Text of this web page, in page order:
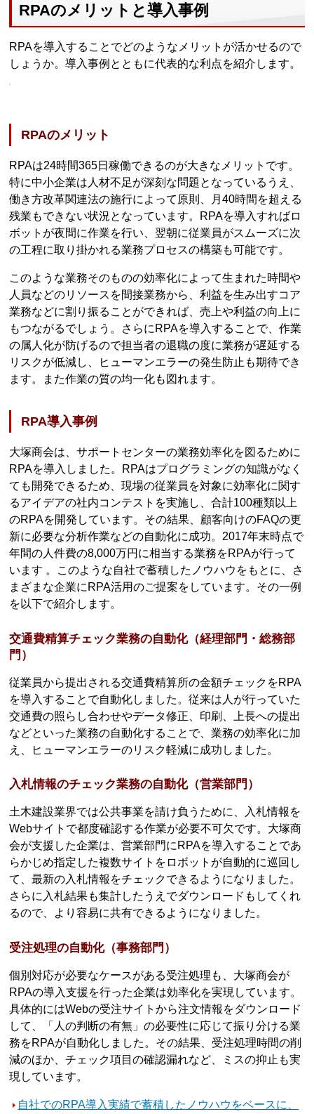
RPAのメリットと導入事例
RPAを導入することでどのようなメリットが活かせるので
しょうか。導入事例とともに代表的な利点を紹介します。
RPAのメリット
RPAは24時間365日稼働できるのが大きなメリットです。
特に中小企業は人材不足が深刻な問題となっているうえ、
働き方改革関連法の施行によって原則、月40時間を超える
残業もできない状況となっています。RPAを導入すればロ
ボットが夜間に作業を行い、翌朝に従業員がスムーズに次
の工程に取り掛かれる業務プロセスの構築も可能です。
このような業務そのものの効率化によって生まれた時間や
人員などのリソースを間接業務から、利益を生み出すコア
業務などに割り振ることができれば、売上や利益の向上に
もつながるでしょう。さらにRPAを導入することで、作業
の属人化が防げるので担当者の退職の度に業務が遅延する
リスクが低減し、ヒューマンエラーの発生防止も期待でき
ます。また作業の質の均一化も図れます。
RPA導入事例
大塚商会は、サポートセンターの業務効率化を図るために
RPAを導入しました。RPAはプログラミングの知識がなく
ても開発できるため、現場の従業員を対象に効率化に関す
るアイデアの社内コンテストを実施し、合計100種類以上
のRPAを開発しています。その結果、顧客向けのFAQの更
新に必要な分析作業などの自動化に成功。2017年末時点で
年間の人件費の8,000万円に相当する業務をRPAが行って
います 。このような自社で蓄積したノウハウをもとに、さ
まざまな企業にRPA活用のご提案をしています。その一例
を以下で紹介します。
交通費精算チェック業務の自動化（経理部門・総務部
門）
従業員から提出される交通費精算所の金額チェックをRPA
を導入することで自動化しました。従来は人が行っていた
交通費の照らし合わせやデータ修正、印刷、上長への提出
などといった業務の自動化することで、業務の効率化に加
え、ヒューマンエラーのリスク軽減に成功しました。
入札情報のチェック業務の自動化（営業部門）
土木建設業界では公共事業を請け負うために、入札情報を
Webサイトで都度確認する作業が必要不可欠です。大塚商
会が支援した企業は、営業部門にRPAを導入することであ
らかじめ指定した複数サイトをロボットが自動的に巡回し
て、最新の入札情報をチェックできるようになりました。
さらに入札結果も集計したうえでダウンロードもしてくれ
るので、より容易に共有できるようになりました。
受注処理の自動化（事務部門）
個別対応が必要なケースがある受注処理も、大塚商会が
RPAの導入支援を行った企業は効率化を実現しています。
具体的にはWebの受注サイトから注文情報をダウンロード
して、「人の判断の有無」の必要性に応じて振り分ける業
務をRPAが自動化しました。その結果、受注処理時間の削
減のほか、チェック項目の確認漏れなど、ミスの抑止も実
現しています。
自社でのRPA導入実績で蓄積したノウハウをベースに、